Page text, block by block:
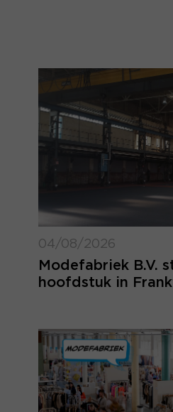
04/08/2026
Modefabriek B.V.
hoofdstuk in